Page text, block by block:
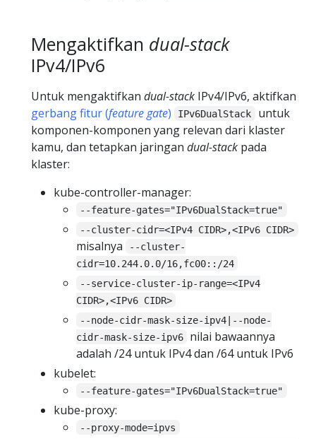
Mengaktifkan dual-stack
IPv4/IPv6
Untuk mengaktifkan dual-stack IPv4/IPv6, aktifkan
gerbang fitur (feature gate) IPv6DualStack
untuk
komponen-komponen yang relevan dari klaster
kamu, dan tetapkan jaringan dual-stack pada
klaster:
kube-controller-manager:
--feature-gates="IPv6DualStack=true"
--cluster-cidr=<IPv4 CIDR>,<IPv6 CIDR>
misalnya
--cluster-
cidr=10.244.0.0/16,fc00::/24
--service-cluster-ip-range=<IPv4
CIDR>,<IPv6 CIDR>
--node-cidr-mask-size-ipv4|--node-
cidr-mask-size-ipv6
nilai bawaannya
adalah /24 untuk IPv4 dan /64 untuk IPv6
kubelet:
--feature-gates="IPv6DualStack=true"
kube-proxy:
--proxy-mode=ipvs